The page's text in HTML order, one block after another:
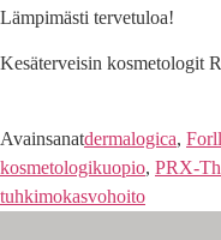
Lämpimästi tervetuloa!
Kesäterveisin kosmetologit
Avainsanatdermalogica,
kosmetologikuopio, PRX-
tuhkimokasvohoito